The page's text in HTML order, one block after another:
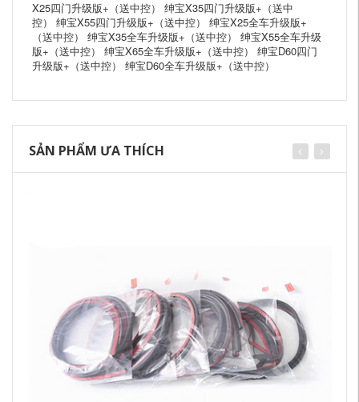
X25四门升级版+（送中控） 绅宝X35四门升级版+（送中
控） 绅宝X55四门升级版+（送中控） 绅宝X25全车升级版+
（送中控） 绅宝X35全车升级版+（送中控） 绅宝X55全车升级
版+（送中控） 绅宝X65全车升级版+（送中控） 绅宝D60四门
升级版+（送中控） 绅宝D60全车升级版+（送中控）
SẢN PHẨM ƯA THÍCH